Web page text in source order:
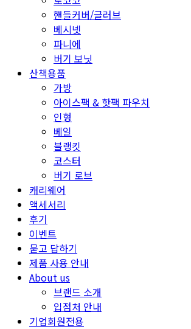
핸들커버/글러브
베시넷
파니에
버기 보닛
산책용품
가방
아이스팩 & 핫팩 파우치
인형
베일
블랭킷
코스터
버기 로브
캐리웨어
액세서리
후기
이벤트
묻고 답하기
제품 사용 안내
About us
브랜드 소개
입점처 안내
기업회원전용